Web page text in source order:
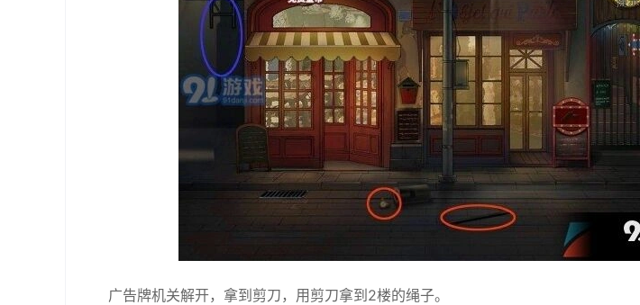
广告牌机关解开，拿到剪刀，用剪刀拿到2楼的绳子。